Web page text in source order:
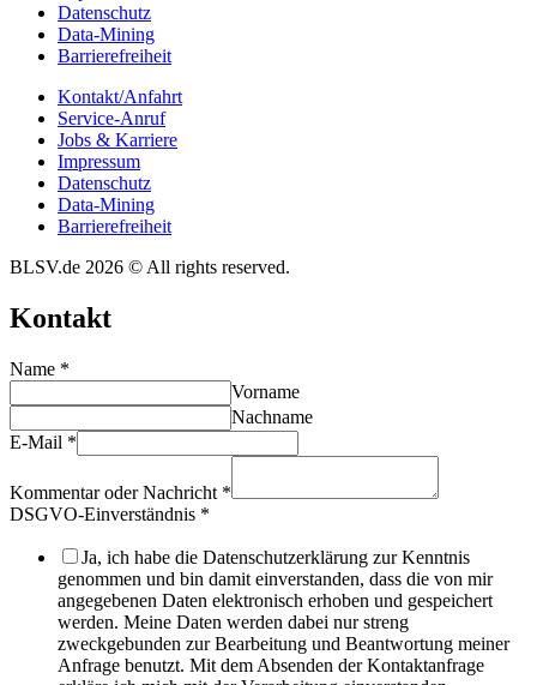
Daten­schutz
Data-Mining
Barrie­re­frei­heit
Kontakt/​​Anfahrt
Service-Anruf
Jobs & Karriere
Impres­sum
Daten­schutz
Data-Mining
Barrie­re­frei­heit
BLSV.de 2026 © All rights reserved.
Kontakt
Name *
Vorname
Nachname
E-Mail *
Kommentar oder Nachricht *
DSGVO-Einverständnis *
Ja, ich habe die Datenschutzerklärung zur Kenntnis
genommen und bin damit einverstanden, dass die von mir
angegebenen Daten elektronisch erhoben und gespeichert
werden. Meine Daten werden dabei nur streng
zweckgebunden zur Bearbeitung und Beantwortung meiner
Anfrage benutzt. Mit dem Absenden der Kontaktanfrage